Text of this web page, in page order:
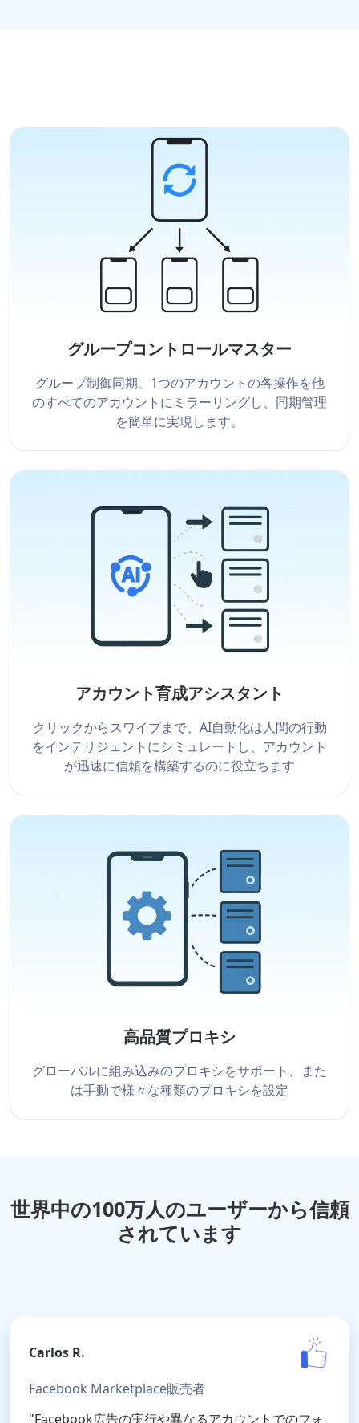
グループコントロールマスター
グループ制御同期、1つのアカウントの各操作を他
のすべてのアカウントにミラーリングし、同期管理
を簡単に実現します。
アカウント育成アシスタント
クリックからスワイプまで、AI自動化は人間の行動
をインテリジェントにシミュレートし、アカウント
が迅速に信頼を構築するのに役立ちます
高品質プロキシ
グローバルに組み込みのプロキシをサポート、また
は手動で様々な種類のプロキシを設定
世界中の100万人のユーザーから信頼
されています
Carlos R.
Facebook Marketplace販売者
"Facebook広告の実行や異なるアカウントでのフォ